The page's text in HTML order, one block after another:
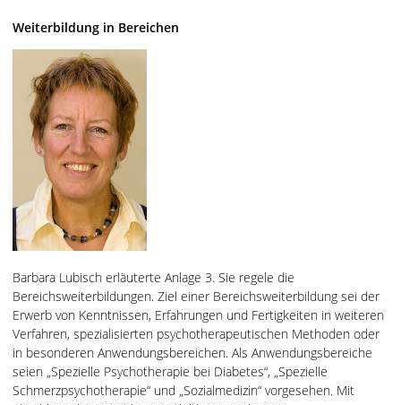
Weiterbildung in Bereichen
Barbara Lubisch erläuterte Anlage 3. Sie regele die
Bereichsweiterbildungen. Ziel einer Bereichsweiterbildung sei der
Erwerb von Kenntnissen, Erfahrungen und Fertigkeiten in weiteren
Verfahren, spezialisierten psychotherapeutischen Methoden oder
in besonderen Anwendungsbereichen. Als Anwendungsbereiche
seien „Spezielle Psychotherapie bei Diabetes“, „Spezielle
Schmerzpsychotherapie“ und „Sozialmedizin“ vorgesehen. Mit